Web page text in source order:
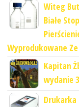
Witeg
Białe
Wyprodukowane
Kapitan
wydanie 3
Drukarka